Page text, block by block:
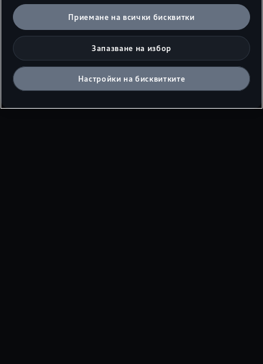
скорост или без климатик) могат да се
реалистични профили на шофиране,
фазите на ускорение и забавяне се
вземат предвид въз основа на емпирични
стойности.
Приемане на всички бисквитки
Запазване на избор
Настройки на бисквитките